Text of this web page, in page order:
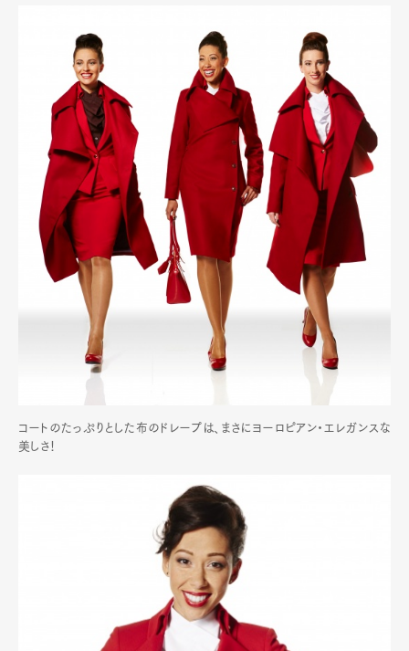
コートのたっぷりとした布のドレープは、まさにヨーロピアン・エレガンスな
美しさ！